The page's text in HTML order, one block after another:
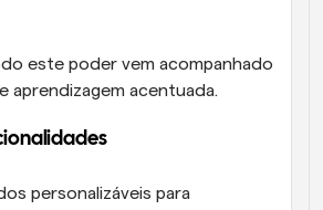
este poder vem acompanhado
aprendizagem acentuada.
personalizáveis para